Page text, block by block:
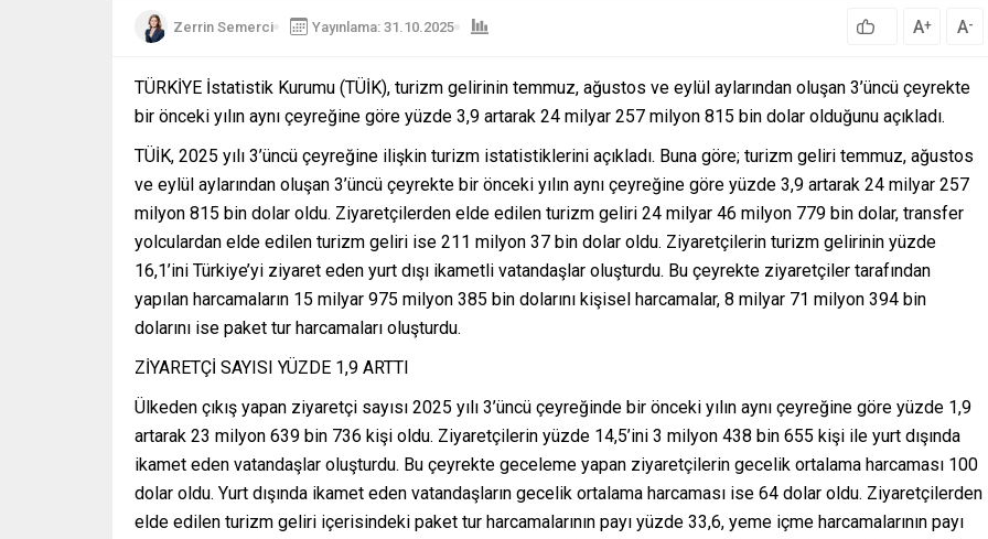
Zerrin Semerci Yayınlama: 31.10.2025 A+ A-
TÜRKİYE İstatistik Kurumu (TÜİK), turizm gelirinin temmuz, ağustos ve eylül aylarından oluşan 3’üncü çeyrekte
bir önceki yılın aynı çeyreğine göre yüzde 3,9 artarak 24 milyar 257 milyon 815 bin dolar olduğunu açıkladı.
TÜİK, 2025 yılı 3’üncü çeyreğine ilişkin turizm istatistiklerini açıkladı. Buna göre; turizm geliri temmuz, ağustos
ve eylül aylarından oluşan 3’üncü çeyrekte bir önceki yılın aynı çeyreğine göre yüzde 3,9 artarak 24 milyar 257
milyon 815 bin dolar oldu. Ziyaretçilerden elde edilen turizm geliri 24 milyar 46 milyon 779 bin dolar, transfer
yolculardan elde edilen turizm geliri ise 211 milyon 37 bin dolar oldu. Ziyaretçilerin turizm gelirinin yüzde
16,1’ini Türkiye’yi ziyaret eden yurt dışı ikametli vatandaşlar oluşturdu. Bu çeyrekte ziyaretçiler tarafından
yapılan harcamaların 15 milyar 975 milyon 385 bin dolarını kişisel harcamalar, 8 milyar 71 milyon 394 bin
dolarını ise paket tur harcamaları oluşturdu.
ZİYARETÇİ SAYISI YÜZDE 1,9 ARTTI
Ülkeden çıkış yapan ziyaretçi sayısı 2025 yılı 3’üncü çeyreğinde bir önceki yılın aynı çeyreğine göre yüzde 1,9
artarak 23 milyon 639 bin 736 kişi oldu. Ziyaretçilerin yüzde 14,5’ini 3 milyon 438 bin 655 kişi ile yurt dışında
ikamet eden vatandaşlar oluşturdu. Bu çeyrekte geceleme yapan ziyaretçilerin gecelik ortalama harcaması 100
dolar oldu. Yurt dışında ikamet eden vatandaşların gecelik ortalama harcaması ise 64 dolar oldu. Ziyaretçilerden
elde edilen turizm geliri içerisindeki paket tur harcamalarının payı yüzde 33,6, yeme içme harcamalarının payı